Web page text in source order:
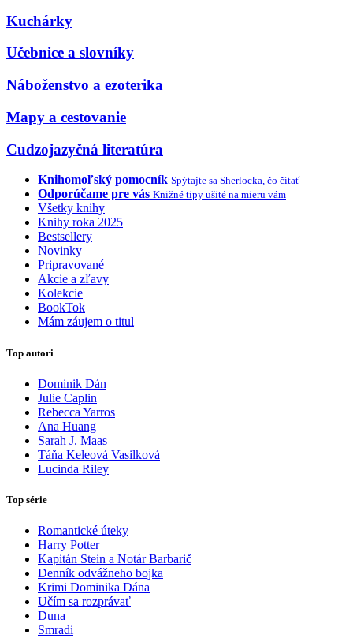
Kuchárky
Učebnice a slovníky
Náboženstvo a ezoterika
Mapy a cestovanie
Cudzojazyčná literatúra
Knihomoľský pomocník Spýtajte sa Sherlocka, čo čítať
Odporúčame pre vás Knižné tipy ušité na mieru vám
Všetky knihy
Knihy roka 2025
Bestsellery
Novinky
Pripravované
Akcie a zľavy
Kolekcie
BookTok
Mám záujem o titul
Top autori
Dominik Dán
Julie Caplin
Rebecca Yarros
Ana Huang
Sarah J. Maas
Táňa Keleová Vasilková
Lucinda Riley
Top série
Romantické úteky
Harry Potter
Kapitán Stein a Notár Barbarič
Denník odvážneho bojka
Krimi Dominika Dána
Učím sa rozprávať
Duna
Smradi